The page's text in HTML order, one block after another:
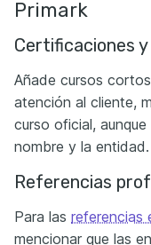
Primark
Certificaciones
Añade cursos
atención al cliente,
curso oficial,
nombre y la entidad.
Referencias
Para las referencias
mencionar que las